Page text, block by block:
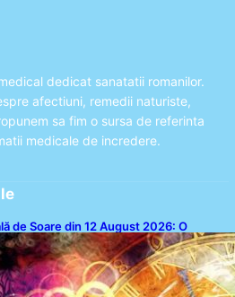
dedicat sanatatii romanilor.
afectiuni, remedii naturiste,
sa fim o sursa de referinta
medicale de incredere.
de Soare din 12 August 2026: O
asupra Trei Zodii și a Ciclului de